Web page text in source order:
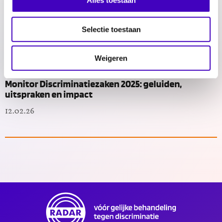
Selectie toestaan
Weigeren
Ontslagen om wie je bent: ‘Als we wisten hoe jij je
geloof praktiseert, hadden we toen al besloten dat
deze functie niet bij je past’
25.02.26
Monitor Discriminatiezaken 2025: geluiden,
uitspraken en impact
12.02.26